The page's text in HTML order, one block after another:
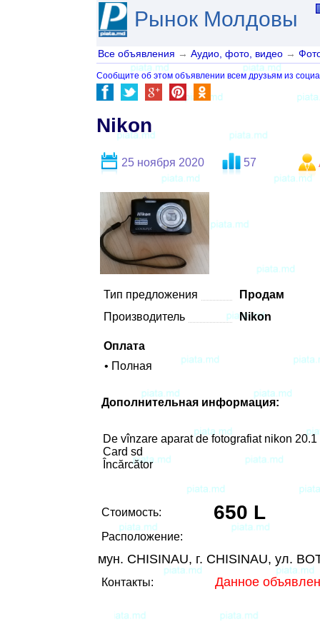
Рынок Молдовы
Все объявления → Аудио, фото, видео →
Сообщите об этом объявлении всем друзьям из
Nikon
25 ноября 2020 57
Тип предложения
Продам
Производитель
Nikon
Оплата
• Полная
Дополнительная информация:
De vînzare aparat de fotografiat nikon
Card sd
Încărcător
Стоимость: 650 L
Расположение:
мун. CHISINAU, г. CHISINAU, ул.
Контакты: Данное